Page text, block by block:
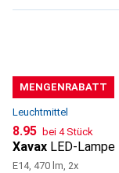
MENGENRABATT
Leuchtmittel
CHF
8.95 bei 4 Stück
Xavax LED-Lampe
E14, 470 lm, 2x